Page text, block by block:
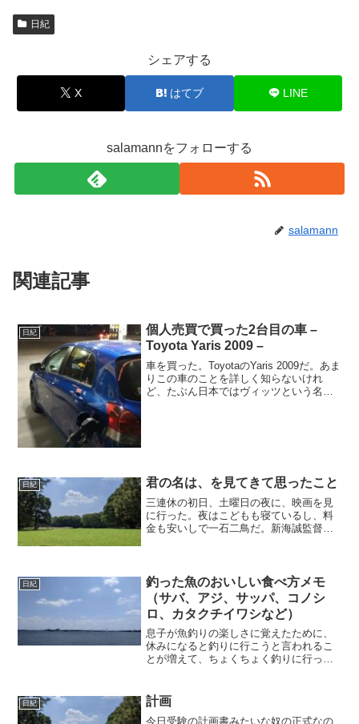
日紀
シェアする
X はてブ LINE
salamannをフォローする
salamann
関連記事
日紀
個人売買で買った2台目の車 –
Toyota Yaris 2009 –
車を買った。ToyotaのYaris 2009だ。あま
りこの車のことを詳しく知らないけれ
ど、たぶん日本ではヴィッツという名前
日紀 君の名は、を見てきて思ったこと
三連休の初日、土曜日の夜に、映画を見
に行った。夜はこどもも寝ているし、料
金も安いしで一石二鳥だ。新海誠監督の
の新海誠ファン向けじゃない...
日紀
釣った魚のおいしい食べ方メモ
（サバ、アジ、サッパ、コノシ
ロ、カタクチイワシなど）
息子が魚釣りの楽しさに覚えたために、
休みになると釣りに行こうと言われるこ
とが増えて、ちょくちょく釣りに行って
単位で釣れるので、毎回必然的にどう調
理しようか考えるこ...
日紀 計画
今日受験の計画書みたいな奴の正式なの